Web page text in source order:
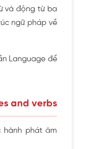
và động từ ba
ngữ pháp về
Language để
and verbs
hành phát âm